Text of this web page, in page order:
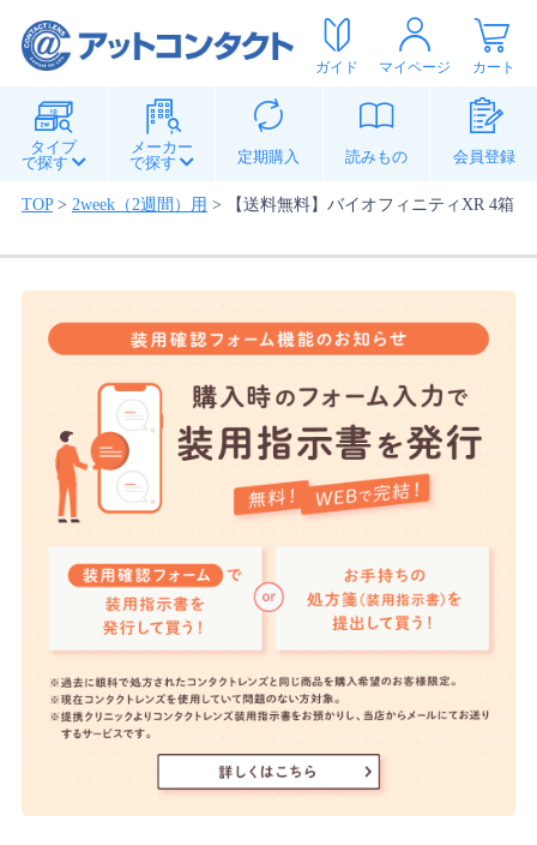
ガイド マイページ カート
タイプ
で探す
メーカー
で探す
定期購入 読みもの 会員登録
TOP> 2week（2週間）用 > 【送料無料】バイオフィニティXR 4箱